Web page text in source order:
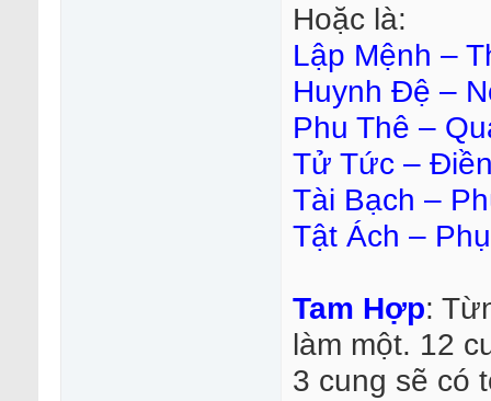
Hoặc là:
Lập Mệnh –
Huynh Đệ –
Phu Thê –
Tử Tức –
Tài Bạch –
Tật Ách –
Tam Hợp:
làm một. 12
3 cung sẽ có